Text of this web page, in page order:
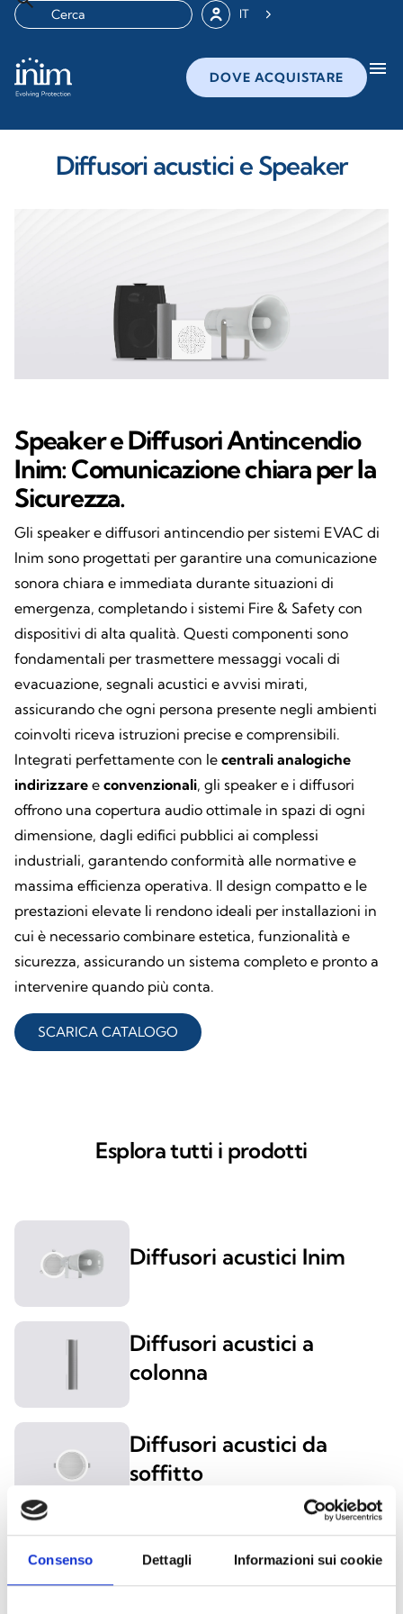
Consenso Dettagli Informazioni sui cookie
IT
DOVE ACQUISTARE menu
Diffusori acustici e Speaker
Speaker e Diffusori Antincendio
Inim: Comunicazione chiara per la
Sicurezza.
Gli speaker e diffusori antincendio per sistemi EVAC di
Inim sono progettati per garantire una comunicazione
sonora chiara e immediata durante situazioni di
emergenza, completando i sistemi Fire & Safety con
dispositivi di alta qualità. Questi componenti sono
fondamentali per trasmettere messaggi vocali di
evacuazione, segnali acustici e avvisi mirati,
assicurando che ogni persona presente negli ambienti
coinvolti riceva istruzioni precise e comprensibili.
Integrati perfettamente con le centrali analogiche
indirizzare e convenzionali, gli speaker e i diffusori
offrono una copertura audio ottimale in spazi di ogni
dimensione, dagli edifici pubblici ai complessi
industriali, garantendo conformità alle normative e
massima efficienza operativa. Il design compatto e le
prestazioni elevate li rendono ideali per installazioni in
cui è necessario combinare estetica, funzionalità e
sicurezza, assicurando un sistema completo e pronto a
intervenire quando più conta.
SCARICA CATALOGO
Esplora tutti i prodotti
Diffusori acustici Inim
Diffusori acustici a
colonna
Diffusori acustici da
soffitto
Diffusori acustici da
parete